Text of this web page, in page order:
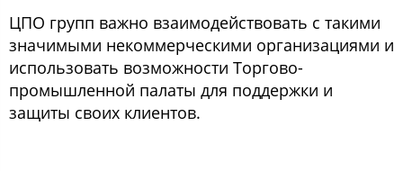
ЦПО групп важно взаимодействовать с такими
значимыми некоммерческими организациями и
использовать возможности Торгово-
промышленной палаты для поддержки и
защиты своих клиентов.